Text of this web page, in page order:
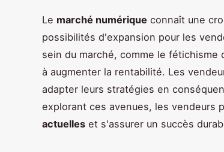
Le marché numérique connaît une
possibilités d'expansion pour les
sein du marché, comme le
à augmenter la rentabilité. Les
adapter leurs stratégies en
explorant ces avenues, les vendeurs
actuelles et s'assurer un succès